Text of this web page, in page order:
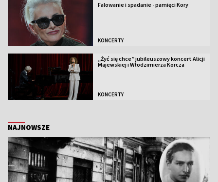
Falowanie i spadanie - pamięci Kory
KONCERTY
„Żyć się chce” jubileuszowy koncert Alicji
Majewskiej i Włodzimierza Korcza
KONCERTY
NAJNOWSZE